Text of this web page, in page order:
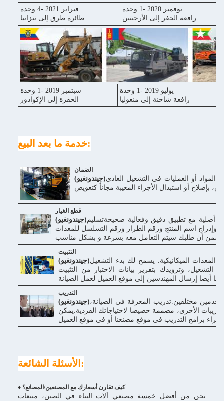
فبراير 2021 -4 وحدة
طائرة طرق إلى تنزانيا
نوفمبر 2020 -1 وحدة
رافعة الحفر إلى الأرجنتين
سبتمبر 2019 -1 وحدة
الحفرة إلى الإكوادور
يوليو 2019 -1 وحدة
رافعة شاحنة إلى منغوليا
خدمة ما بعد البيع:
الضمان
(جيندونغيو)حالة وجود عيوب في المواد أو العمليات في التشغيل العادي
قطع الغيار
(جيندونغيو)أصلية مع تطبيق دقيق وفعالية صحيحةتسليم
وإدراج اسم المنتج ورقم الطراز ورقم التسلسل للمعدات
التثبيت
(جيندونغيو)المعدات الميكانيكية. يسمح لك بدء التشغيل
التشغيل، وتزويدك بتقرير بيانات الاختبار من التثبيت
أيضا إرسال المهندسين إلى موقع العميل لعمل الصيانة
التدريب
(جيندونغيو)مختلفين.تدريب المعرفة في الصيانة،
الأخرى، مصممة خصيصا لاحتياجاتك الفردية.يمكن
الأسئلة الشائعة:
♦ كيف تقارن أسعارك مع المصنعين/المصانع؟
نحن من أفضل خمسة مصنعي آلات البناء في الصين، مبيعات